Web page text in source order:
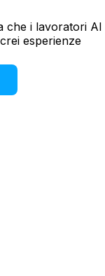
che i lavoratori AI
esperienze